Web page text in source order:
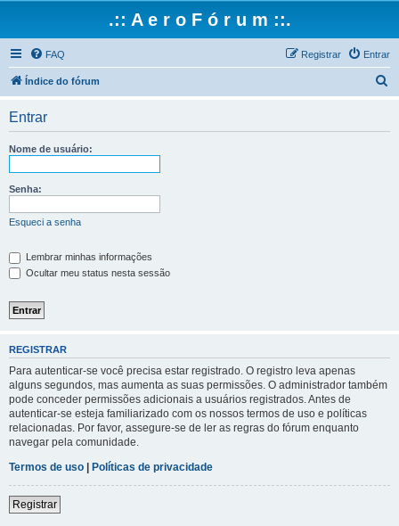
.:: A e r o F ó r u m ::.
FAQ Entrar
Registrar
Índice do fórum
Entrar
Nome de usuário:
Senha:
Esqueci a senha
Lembrar minhas informações
Ocultar meu status nesta sessão
REGISTRAR
Para autenticar-se você precisa estar registrado. O registro leva apenas
alguns segundos, mas aumenta as suas permissões. O administrador também
pode conceder permissões adicionais a usuários registrados. Antes de
autenticar-se esteja familiarizado com os nossos termos de uso e políticas
relacionadas. Por favor, assegure-se de ler as regras do fórum enquanto
navegar pela comunidade.
Termos de uso | Políticas de privacidade
Registrar